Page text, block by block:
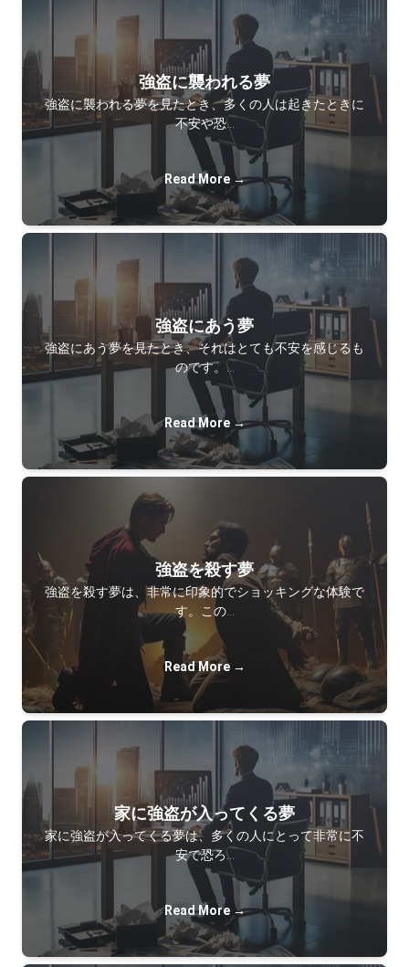
強盗に襲われる夢
強盗に襲われる夢を見たとき、多くの人は起きたときに
不安や恐…
Read More →
強盗にあう夢
強盗にあう夢を見たとき、それはとても不安を感じるも
のです。…
Read More →
強盗を殺す夢
強盗を殺す夢は、非常に印象的でショッキングな体験で
す。この…
Read More →
家に強盗が入ってくる夢
家に強盗が入ってくる夢は、多くの人にとって非常に不
安で恐ろ…
Read More →